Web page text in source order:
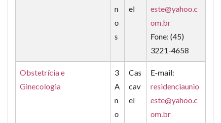
n
o
s
el
este@yahoo.c
om.br
Fone: (45)
3221-4658
Obstetrícia e
Ginecologia
3
A
n
o
Cas
cav
el
E-mail:
residenciaunio
este@yahoo.c
om.br